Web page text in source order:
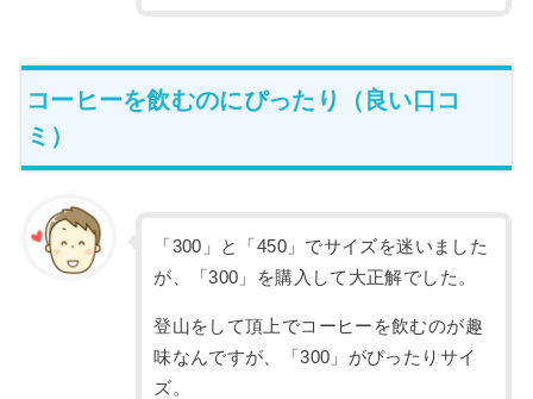
コーヒーを飲むのにぴったり（良い口コ
ミ）
「300」と「450」でサイズを迷いました
が、「300」を購入して大正解でした。
登山をして頂上でコーヒーを飲むのが趣
味なんですが、「300」がぴったりサイ
ズ。